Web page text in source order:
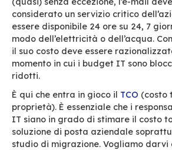
delle soluzioni di posta.
La prevalenza della posta
mezzi di comunicazione
costantemente confermata
pubblicato da Mitel alla fine
centro di tutti gli usi digitali
mobilità…); è l’identità con
arsenale digitale.